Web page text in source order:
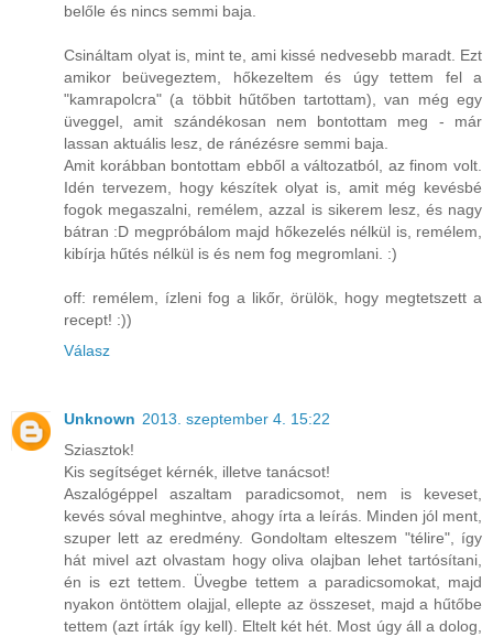
belőle és nincs semmi baja.
Csináltam olyat is, mint te, ami kissé nedvesebb maradt. Ezt
amikor beüvegeztem, hőkezeltem és úgy tettem fel a
"kamrapolcra" (a többit hűtőben tartottam), van még egy
üveggel, amit szándékosan nem bontottam meg - már
lassan aktuális lesz, de ránézésre semmi baja.
Amit korábban bontottam ebből a változatból, az finom volt.
Idén tervezem, hogy készítek olyat is, amit még kevésbé
fogok megaszalni, remélem, azzal is sikerem lesz, és nagy
bátran :D megpróbálom majd hőkezelés nélkül is, remélem,
kibírja hűtés nélkül is és nem fog megromlani. :)
off: remélem, ízleni fog a likőr, örülök, hogy megtetszett a
recept! :))
Válasz
Unknown 2013. szeptember 4. 15:22
Sziasztok!
Kis segítséget kérnék, illetve tanácsot!
Aszalógéppel aszaltam paradicsomot, nem is keveset,
kevés sóval meghintve, ahogy írta a leírás. Minden jól ment,
szuper lett az eredmény. Gondoltam elteszem "télire", így
hát mivel azt olvastam hogy oliva olajban lehet tartósítani,
én is ezt tettem. Üvegbe tettem a paradicsomokat, majd
nyakon öntöttem olajjal, ellepte az összeset, majd a hűtőbe
tettem (azt írták így kell). Eltelt két hét. Most úgy áll a dolog,